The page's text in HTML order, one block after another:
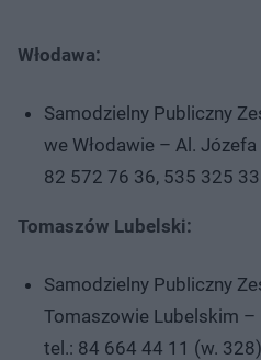
Włodawa:
Samodzielny Publiczny
we Włodawie – Al.
82 572 76 36, 535 325
Tomaszów Lubelski:
Samodzielny Publiczny
Tomaszowie Lubelskim –
tel.: 84 664 44 11 (w.